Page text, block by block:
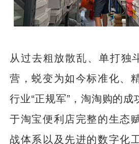
从过去粗放散乱、单打独
营，蜕变为如今标准化、
行业“正规军”，淘淘购的
于淘宝便利店完整的生态
战体系以及先进的数字化